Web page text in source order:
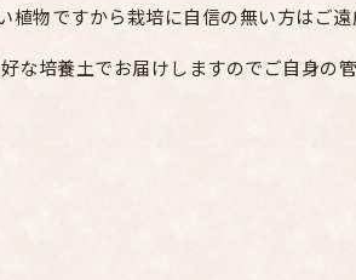
物ですから栽培に自信の無い方はご
な培養土でお届けしますのでご自身の